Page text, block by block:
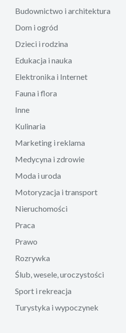
Budownictwo i architektura
Dom i ogród
Dzieci i rodzina
Edukacja i nauka
Elektronika i Internet
Fauna i flora
Inne
Kulinaria
Marketing i reklama
Medycyna i zdrowie
Moda i uroda
Motoryzacja i transport
Nieruchomości
Praca
Prawo
Rozrywka
Ślub, wesele, uroczystości
Sport i rekreacja
Turystyka i wypoczynek